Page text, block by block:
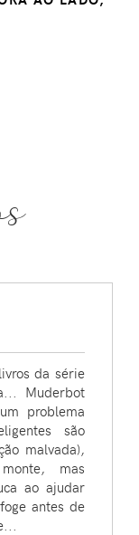
da série
Muderbot
problema
são
malvada),
mas
ao ajudar
antes de